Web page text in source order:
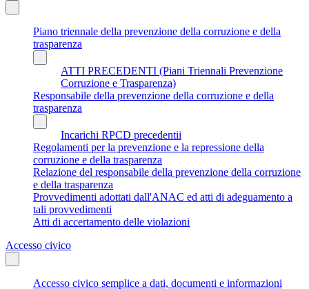
Piano triennale della prevenzione della corruzione e della
trasparenza
ATTI PRECEDENTI (Piani Triennali Prevenzione
Corruzione e Trasparenza)
Responsabile della prevenzione della corruzione e della
trasparenza
Incarichi RPCD precedentii
Regolamenti per la prevenzione e la repressione della
corruzione e della trasparenza
Relazione del responsabile della prevenzione della corruzione
e della trasparenza
Provvedimenti adottati dall'ANAC ed atti di adeguamento a
tali provvedimenti
Atti di accertamento delle violazioni
Accesso civico
Accesso civico semplice a dati, documenti e informazioni